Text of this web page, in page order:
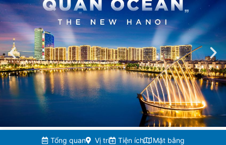
Tổng quan Vị trí Tiện ích Mặt bằng